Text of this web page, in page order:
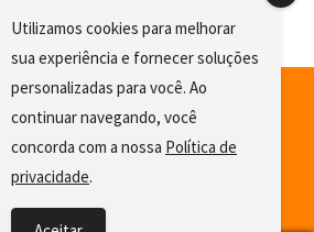
.
Utilizamos cookies para melhorar
sua experiência e fornecer soluções
personalizadas para você. Ao
continuar navegando, você
concorda com a nossa Política de
privacidade.